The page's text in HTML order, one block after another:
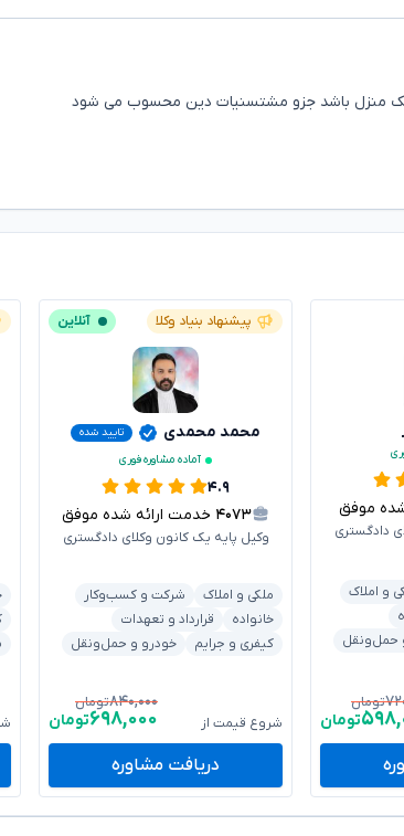
یک منزل باشد جزو مشتسنیات دین محسوب می شود
دادگستری
و املاک
حمل‌ونقل
تومان
تومان
پیشنهاد بنیاد وکلا آنلاین
محمد محمدی
تایید شده
آماده مشاوره فوری
۴.۹
۴۰۷۳ خدمت ارائه شده موفق
وکیل پایه یک کانون وکلای دادگستری
ملکی و املاک
شرکت و کسب‌وکار
خانواده
قرارداد و تعهدات
کیفری و جرایم
خودرو و حمل‌ونقل
شروع قیمت از
۸۴۰,۰۰۰تومان
۶۹۸,۰۰۰تومان
دریافت مشاوره